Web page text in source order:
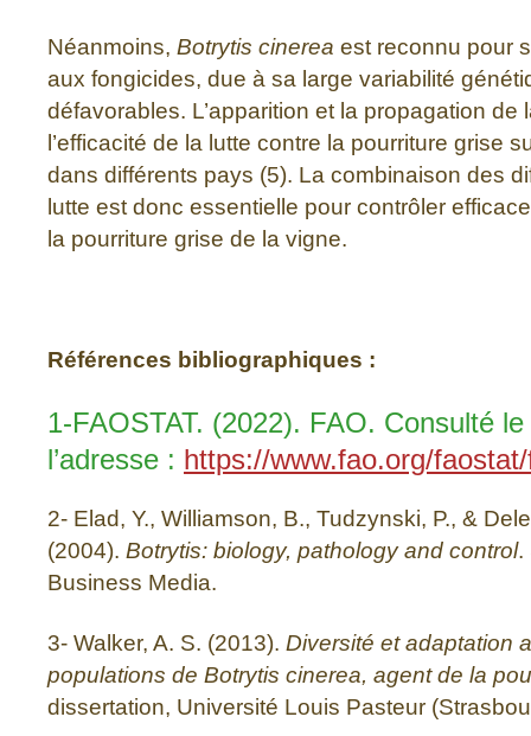
Néanmoins, Botrytis cinerea est reconnu pour
aux fongicides, due à sa large variabilité
défavorables. L’apparition et la propagation de
l’efficacité de la lutte contre la pourriture grise
dans différents pays (5). La combinaison des
lutte est donc essentielle pour contrôler
la pourriture grise de la vigne.
Références bibliographiques :
1-FAOSTAT. (2022). FAO. Consulté
l’adresse : https://www.fao.org/
2- Elad, Y., Williamson, B., Tudzynski, P., &
(2004). Botrytis: biology, pathology and control.
Business Media.
3- Walker, A. S. (2013). Diversité et adaptation
populations de Botrytis cinerea, agent de la
dissertation, Université Louis Pasteur